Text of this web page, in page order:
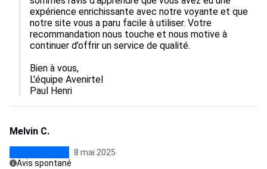
expérience enrichissante avec notre voyante et que
notre site vous a paru facile à utiliser. Votre
recommandation nous touche et nous motive à
continuer d’offrir un service de qualité.
Bien à vous,
L'équipe Avenirtel
Paul Henri
Melvin C.
8 mai 2025
Avis spontané